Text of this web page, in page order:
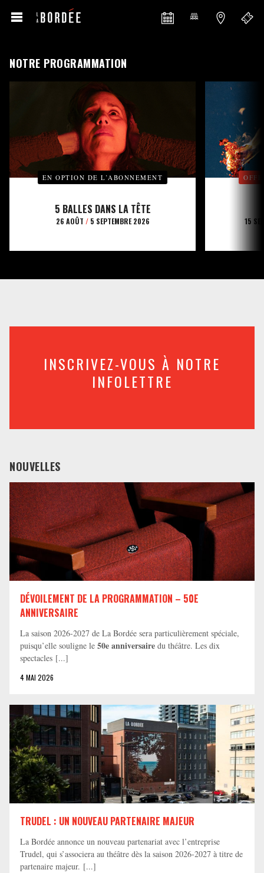
NOTRE PROGRAMMATION
EN OPTION DE L’ABONNEMENT
5 BALLES DANS LA TÊTE
26 AOÛT /5 SEPTEMBRE 2026 15
INSCRIVEZ-VOUS À NOTRE
INFOLETTRE
NOUVELLES
DÉVOILEMENT DE LA PROGRAMMATION – 50E
ANNIVERSAIRE
La saison 2026-2027 de La Bordée sera particulièrement spéciale,
puisqu’elle souligne le 50e anniversaire du théâtre. Les dix
spectacles [...]
4 MAI 2026
TRUDEL : UN NOUVEAU PARTENAIRE MAJEUR
La Bordée annonce un nouveau partenariat avec l’entreprise
Trudel, qui s’associera au théâtre dès la saison 2026-2027 à titre de
partenaire majeur. [...]